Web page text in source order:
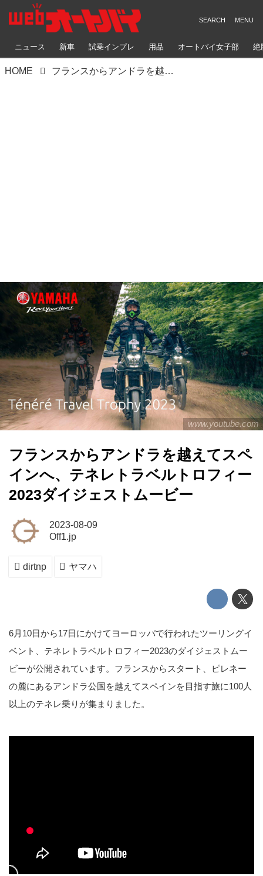
ニュース 新車 試乗インプレ 用品 オートバイ女子部 絶
HOME フランスからアンドラを越えてスペインへ、テネレトラベルトロフィー2023ダイジェストムービー
www.youtube.com
フランスからアンドラを越えてスペ
インへ、テネレトラベルトロフィー
2023ダイジェストムービー
2023-08-09
Off1.jp
dirtnp ヤマハ
6月10日から17日にかけてヨーロッパで行われたツーリングイ
ベント、テネレトラベルトロフィー2023のダイジェストムー
ビーが公開されています。フランスからスタート、ピレネー
の麓にあるアンドラ公国を越えてスペインを目指す旅に100人
以上のテネレ乗りが集まりました。